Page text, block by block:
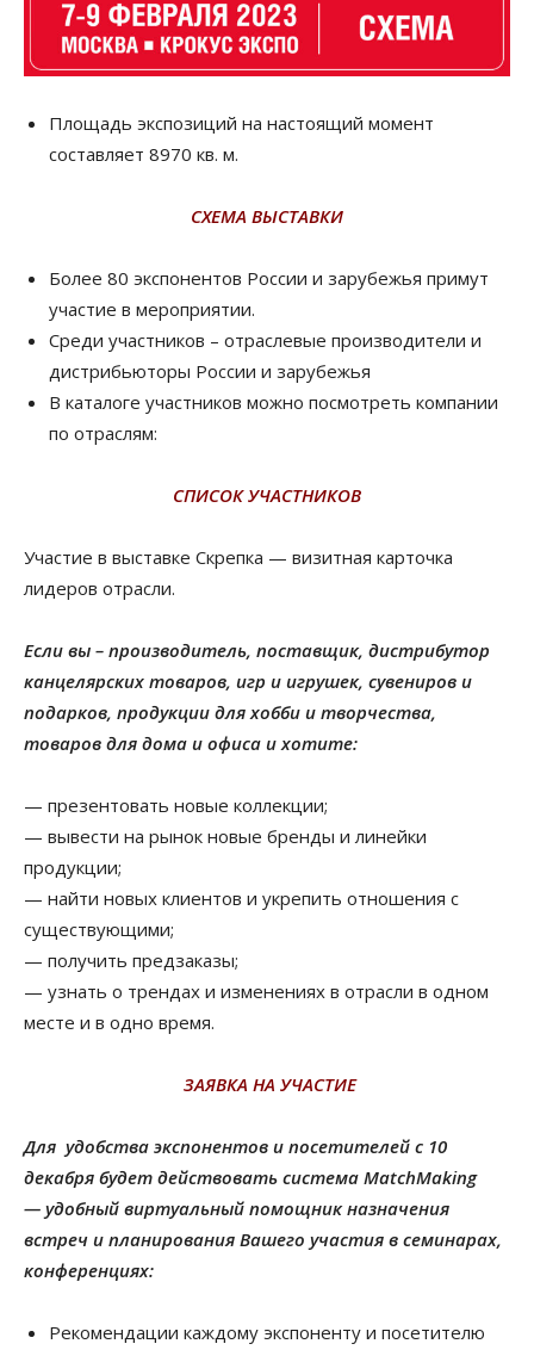
Площадь экспозиций на настоящий момент
составляет 8970 кв. м.
СХЕМА ВЫСТАВКИ
Более 80 экспонентов России и зарубежья примут
участие в мероприятии.
Среди участников – отраслевые производители и
дистрибьюторы России и зарубежья
В каталоге участников можно посмотреть компании
по отраслям:
СПИСОК УЧАСТНИКОВ
Участие в выставке Скрепка — визитная карточка
лидеров отрасли.
Если вы – производитель, поставщик, дистрибутор
канцелярских товаров, игр и игрушек, сувениров и
подарков, продукции для хобби и творчества,
товаров для дома и офиса и хотите:
— презентовать новые коллекции;
— вывести на рынок новые бренды и линейки
продукции;
— найти новых клиентов и укрепить отношения с
существующими;
— получить предзаказы;
— узнать о трендах и изменениях в отрасли в одном
месте и в одно время.
ЗАЯВКА НА УЧАСТИЕ
Для удобства экспонентов и посетителей с 10
декабря будет действовать система MatchMaking
— удобный виртуальный помощник назначения
встреч и планирования Вашего участия в семинарах,
конференциях:
Рекомендации каждому экспоненту и посетителю